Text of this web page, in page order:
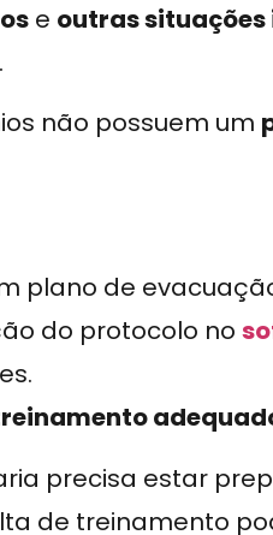
e outras
não possuem um
plano de
do protocolo no
precisa estar
de treinamento